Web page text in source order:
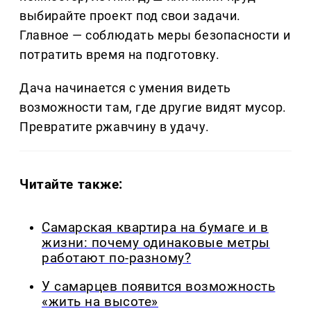
выбирайте проект под свои задачи.
Главное — соблюдать меры безопасности и
потратить время на подготовку.
Дача начинается с умения видеть
возможности там, где другие видят мусор.
Превратите ржавчину в удачу.
Читайте также:
Самарская квартира на бумаге и в
жизни: почему одинаковые метры
работают по-разному?
У самарцев появится возможность
«жить на высоте»